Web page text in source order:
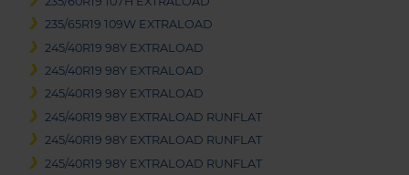
235/65R19 109W EXTRALOAD
245/40R19 98Y EXTRALOAD
245/40R19 98Y EXTRALOAD
245/40R19 98Y EXTRALOAD
245/40R19 98Y EXTRALOAD RUNFLAT
245/40R19 98Y EXTRALOAD RUNFLAT
245/40R19 98Y EXTRALOAD RUNFLAT